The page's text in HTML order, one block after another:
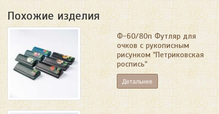
Похожие изделия
Ф-60/80п Футляр для
очков с рукописным
рисунком "Петриковская
роспись"
Детальнее